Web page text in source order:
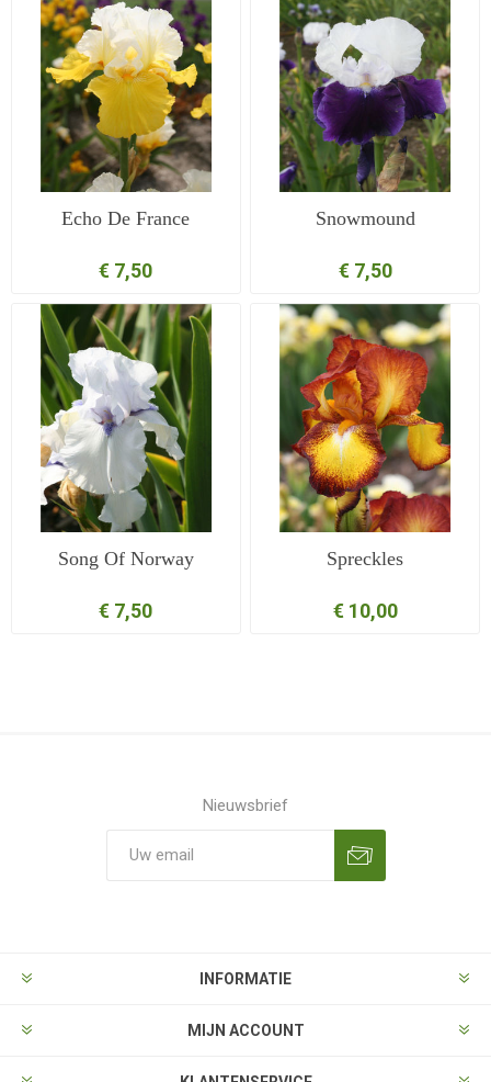
Echo De France
€ 7,50
Snowmound
€ 7,50
Song Of Norway
€ 7,50
Spreckles
€ 10,00
Nieuwsbrief
INFORMATIE
MIJN ACCOUNT